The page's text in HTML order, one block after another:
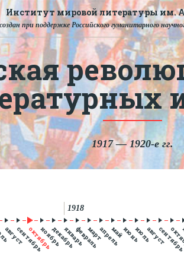
Институт мировой литературы им.
при поддержке Российского гуманитарного
1917 — 1920-е гг.
августсентябрь
октябрь
ноябрьдекабрь
январь
1918
февраль
мартапрель
майиюньиюльавгуст